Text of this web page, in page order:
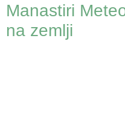
Manastiri
na zemlji